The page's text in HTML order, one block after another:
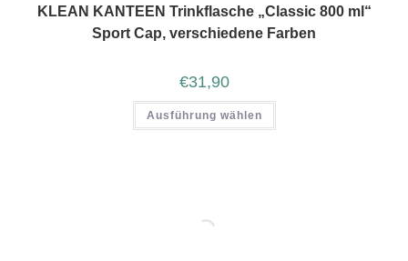
KLEAN KANTEEN Trinkflasche „Classic 800 ml“
Sport Cap, verschiedene Farben
€31,90
Ausführung wählen